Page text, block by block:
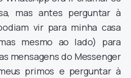
mas antes perguntar à
vir para minha casa
mesmo ao lado) para
mensagens do Messenger
primos e perguntar à